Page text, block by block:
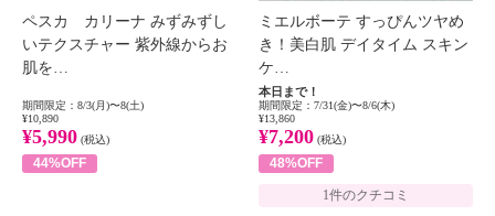
ペスカ カリーナ みずみずし
いテクスチャー 紫外線からお
肌を…
期間限定：8/3(月)〜8(土)
¥10,890
¥5,990 (税込)
44%OFF
ミエルボーテ すっぴんツヤめ
き！美白肌 デイタイム スキン
ケ…
本日まで！
期間限定：7/31(金)〜8/6(木)
¥13,860
¥7,200 (税込)
48%OFF
1件のクチコミ